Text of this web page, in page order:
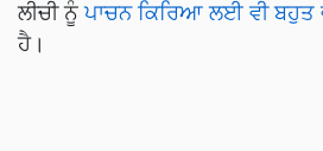
ਲੀਚੀ ਨੂੰਪਾਚਨ ਕਿਰਿਆ ਲਈ ਵੀ
ਹੈ।